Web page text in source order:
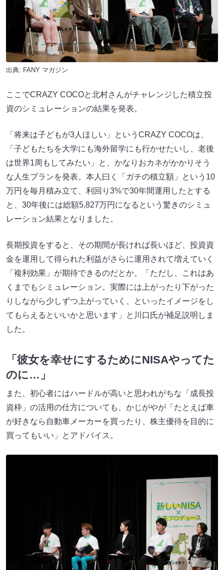
出典: FANY マガジン
ここでCRAZY COCOと北村さんがチャレンジした積立投
資のシミュレーションの結果を発表。
「将来は子どもが3人ほしい」というCRAZY COCOは、
「子どもたちを大学にも海外留学にも行かせたいし、老後
は世界1周もしてみたい」と、かなりおカネがかかりそう
な人生プランを発表。本人曰く「ガチの積立額」という10
万円を毎月積み立て、利回り3%で30年間運用したとする
と、30年後には総額5,827万円になるという驚きのシミュ
レーション結果となりました。
長期投資をすると、その期間が長ければ長いほど、投資資
金を運用して得られた利益がさらに運用されて増えていく
「複利効果」が期待できるのだとか。「ただし、これはあ
くまでもシミュレーション。実際には上がったり下がった
りしながら少しずつ上がっていく、といったイメージをし
てもらえるといいかと思います」と川口氏が補足説明しま
した。
「彼女を幸せにするためにNISAやってた
のに…」
また、初心者にはハードルが高いと思われがちな「成長投
資枠」の活用の仕方についても、かじがやが「たとえば車
が好きなら自動車メーカーを買ったり、株主優待を目的に
買ってもいい」とアドバイス。